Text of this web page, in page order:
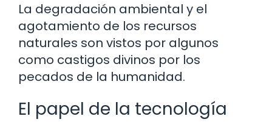
La degradación ambiental y el
agotamiento de los recursos
naturales son vistos por algunos
como castigos divinos por los
pecados de la humanidad.
El papel de la tecnología